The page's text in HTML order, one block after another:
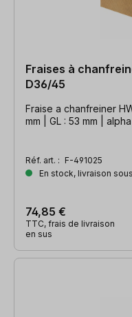
Fraises à
D36/45
Fraise a chanfreiner
mm | GL : 53 mm |
Réf. art. : F-491025
En stock, livraison
74,85 €
TTC, frais de livraison
en sus